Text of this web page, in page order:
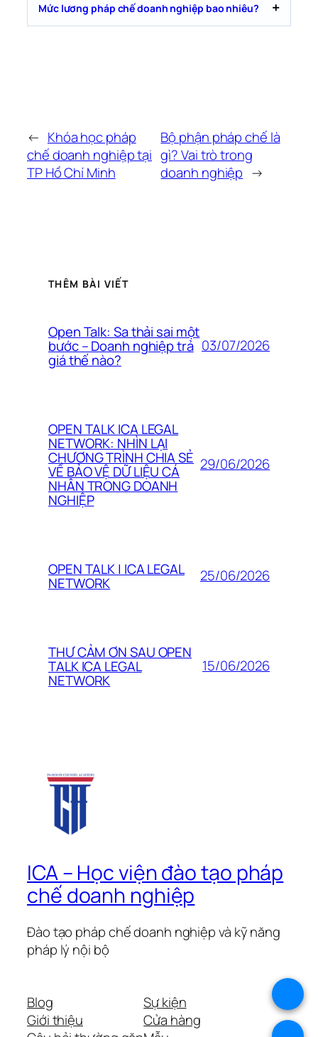
Mức lương pháp chế doanh nghiệp bao nhiêu?
← Khóa học pháp
chế doanh nghiệp tại
TP Hồ Chí Minh
Bộ phận pháp chế là
gì? Vai trò trong
doanh nghiệp →
THÊM BÀI VIẾT
Open Talk: Sa thải sai một
bước – Doanh nghiệp trả
giá thế nào?
03/07/2026
OPEN TALK ICA LEGAL
NETWORK: NHÌN LẠI
CHƯƠNG TRÌNH CHIA SẺ
VỀ BẢO VỆ DỮ LIỆU CÁ
NHÂN TRONG DOANH
NGHIỆP
29/06/2026
OPEN TALK | ICA LEGAL
NETWORK 25/06/2026
THƯ CẢM ƠN SAU OPEN
TALK ICA LEGAL
NETWORK
15/06/2026
ICA – Học viện đào tạo pháp
chế doanh nghiệp
Đào tạo pháp chế doanh nghiệp và kỹ năng
pháp lý nội bộ
Blog
Giới thiệu
Sự kiện
Cửa hàng